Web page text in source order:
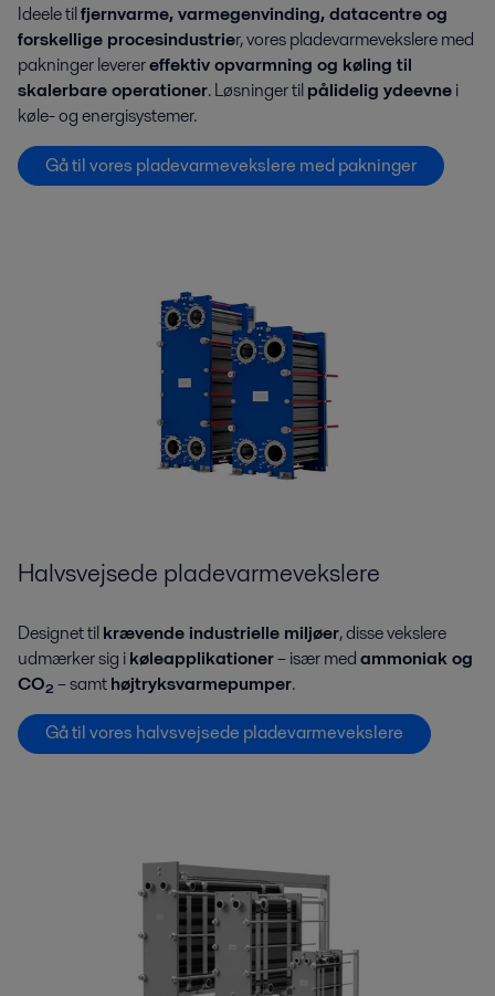
Ideele tilfjernvarme, varmegenvinding, datacentre og
forskellige procesindustrier, vores pladevarmevekslere med
pakninger leverereffektiv opvarmning og køling til
skalerbare operationer. Løsninger tilpålidelig ydeevnei
køle- og energisystemer.
Gå til vores pladevarmevekslere med pakninger
Halvsvejsede pladevarmevekslere
Designet tilkrævende industrielle miljøer, disse vekslere
udmærker sig ikøleapplikationer– især medammoniak og
CO₂– samthøjtryksvarmepumper.
Gå til vores halvsvejsede pladevarmevekslere